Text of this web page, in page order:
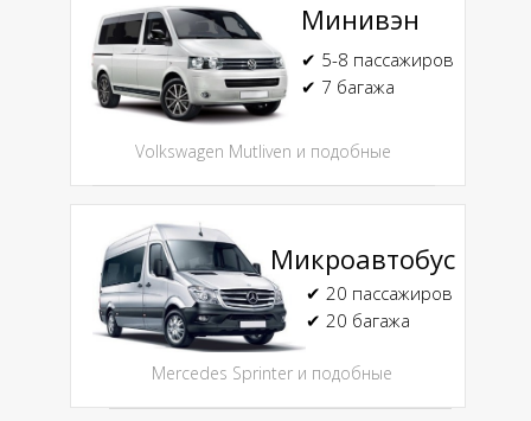
Минивэн
Volkswagen Mutliven и подобные
✔ 5-8 пассажиров
✔ 7 багажа
Микроавтобус
Mercedes Sprinter и подобные
✔ 20 пассажиров
✔ 20 багажа